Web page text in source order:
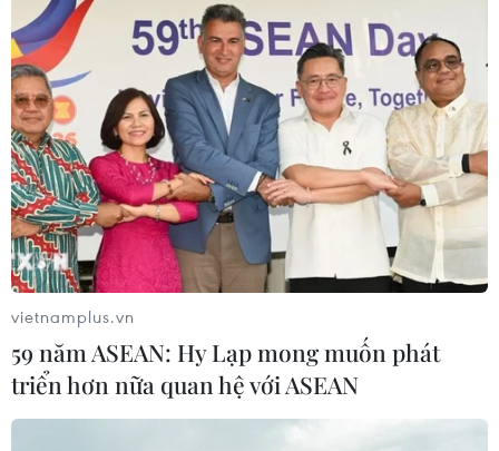
vietnamplus.vn
59 năm ASEAN: Hy Lạp mong muốn phát
triển hơn nữa quan hệ với ASEAN